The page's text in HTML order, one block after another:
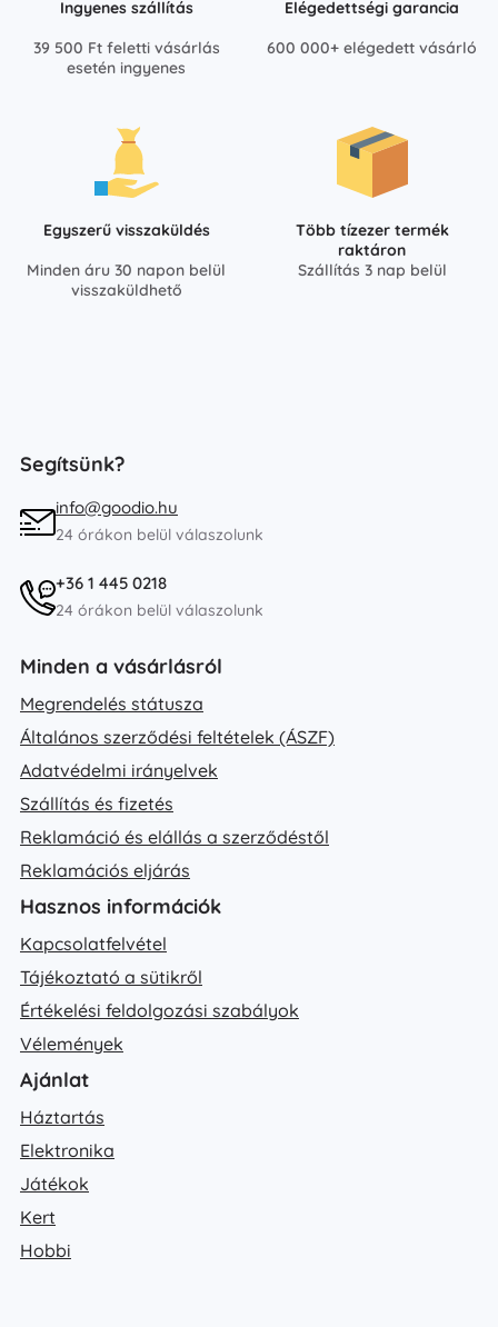
Ingyenes szállítás
39 500 Ft feletti vásárlás
esetén ingyenes
Elégedettségi garancia
600 000+ elégedett vásárló
Egyszerű visszaküldés
Minden áru 30 napon belül
visszaküldhető
Több tízezer termék
raktáron
Szállítás 3 nap belül
Segítsünk?
info@goodio.hu
24 órákon belül válaszolunk
+36 1 445 0218
24 órákon belül válaszolunk
Minden a vásárlásról
Megrendelés státusza
Általános szerződési feltételek (ÁSZF)
Adatvédelmi irányelvek
Szállítás és fizetés
Reklamáció és elállás a szerződéstől
Reklamációs eljárás
Hasznos információk
Kapcsolatfelvétel
Tájékoztató a sütikről
Értékelési feldolgozási szabályok
Vélemények
Ajánlat
Háztartás
Elektronika
Játékok
Kert
Hobbi